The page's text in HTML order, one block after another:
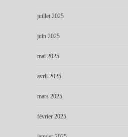
juillet 2025
juin 2025
mai 2025
avril 2025
mars 2025
février 2025